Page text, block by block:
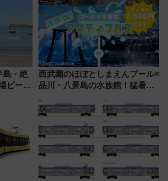
ント情報も公開！
島・絶
ビーチ
行こ
西武園のほぼとしまえんプール×
品川・八景島の水族館！猛暑を
夏休みをお得に楽しむ！